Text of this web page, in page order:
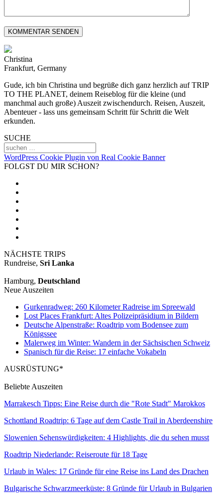
Christina
Frankfurt, Germany
Gude, ich bin Christina und begrüße dich ganz herzlich auf TRIP
TO THE PLANET, deinem Reiseblog für die kleine (und
manchmal auch große) Auszeit zwischendurch. Reisen, Auszeit,
Abenteuer - lass uns gemeinsam Schritt für Schritt die Welt
erkunden.
SUCHE
WordPress Cookie Plugin von Real Cookie Banner
FOLGST DU MIR SCHON?
NÄCHSTE TRIPS
Rundreise, Sri Lanka
Hamburg, Deutschland
Neue Auszeiten
Gurkenradweg: 260 Kilometer Radreise im Spreewald
Lost Places Frankfurt: Altes Polizeipräsidium in Bildern
Deutsche Alpenstraße: Roadtrip vom Bodensee zum
Königssee
Malerweg im Winter: Wandern in der Sächsischen Schweiz
Spanisch für die Reise: 17 einfache Vokabeln
AUSRÜSTUNG*
Beliebte Auszeiten
Marrakesch Tipps: Eine Reise durch die "Rote Stadt" Marokkos
Schottland Roadtrip: 6 Tage auf dem Castle Trail in Aberdeenshire
Slowenien Sehenswürdigkeiten: 4 Highlights, die du sehen musst
Roadtrip Niederlande: Reiseroute für 18 Tage
Urlaub in Wales: 17 Gründe für eine Reise ins Land des Drachen
Bulgarische Schwarzmeerküste: 8 Gründe für Urlaub in Bulgarien